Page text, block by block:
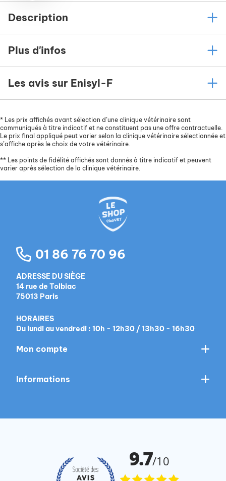
Description
Plus d'infos
Les avis sur Enisyl-F
* Les prix affichés avant sélection d’une clinique vétérinaire sont
communiqués à titre indicatif et ne constituent pas une offre contractuelle.
Le prix final appliqué peut varier selon la clinique vétérinaire sélectionnée et
s’affiche après le choix de votre vétérinaire.
** Les points de fidélité affichés sont donnés à titre indicatif et peuvent
varier après sélection de la clinique vétérinaire.
01 86 76 70 96
ADRESSE DU SIÈGE
14 rue de Tolbiac
75013 Paris
HORAIRES
Du lundi au vendredi : 10h - 12h30 / 13h30 - 16h30
Mon compte
Informations